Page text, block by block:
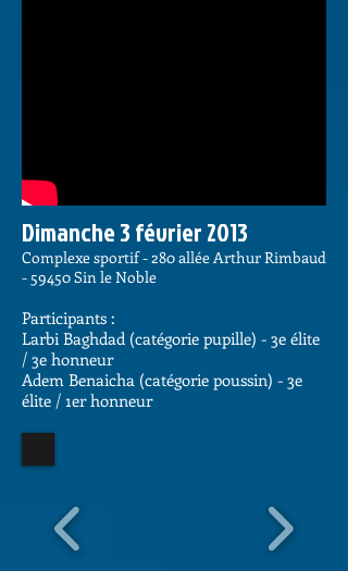
Dimanche 3 février 2013​
Complexe sportif - 280 allée Arthur Rimbaud
- 59450 Sin le Noble
Participants :
Larbi Baghdad (catégorie pupille) - 3e élite
/ 3e honneur
Adem Benaicha (catégorie poussin) - 3e
élite / 1er honneur